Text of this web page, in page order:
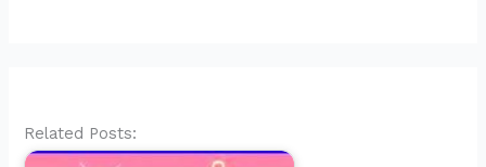
Related Posts: